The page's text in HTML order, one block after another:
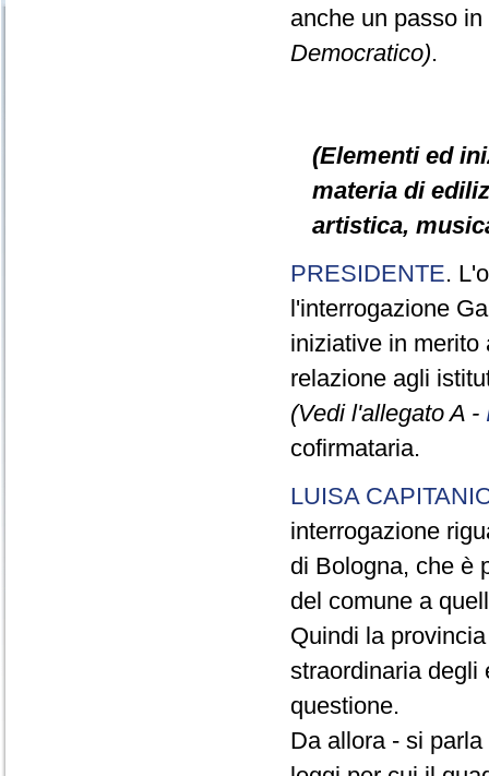
anche un passo
Democratico).
(Elementi ed
materia di
artistica,
PRESIDENTE.
l'interrogazione
iniziative in merito
relazione agli
(Vedi l'allegato A -
cofirmataria.
LUISA
interrogazione
di Bologna, che è
del comune a
Quindi la
straordinaria degli
questione.
Da allora - si